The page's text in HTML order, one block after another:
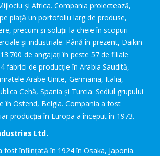
și Africa. Compania proiectează,
piață un portofoliu larg de produse,
precum și soluții la cheie în scopuri
și industriale. Până în prezent, Daikin
de angajați în peste 57 de filiale
fabrici de producție în Arabia Saudită,
Arabe Unite, Germania, Italia,
Cehă, Spania și Turcia. Sediul grupului
în Ostend, Belgia. Compania a fost
producția în Europa a început în 1973.
Ltd.
fost înființată în 1924 în Osaka, Japonia.